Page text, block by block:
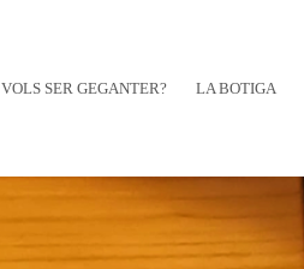
VOLS SER GEGANTER? LA BOTIGA